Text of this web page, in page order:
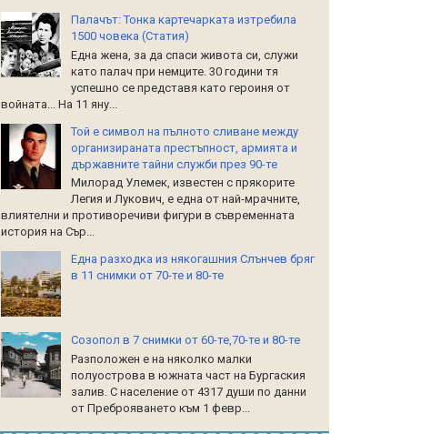
Палачът: Тонка картечарката изтребила
1500 човека (Статия)
Една жена, за да спаси живота си, служи
като палач при немците. 30 години тя
успешно се представя като героиня от
войната... На 11 яну...
Той е символ на пълното сливане между
организираната престъпност, армията и
държавните тайни служби през 90-те
Милорад Улемек, известен с прякорите
Легия и Лукович, е една от най-мрачните,
влиятелни и противоречиви фигури в съвременната
история на Сър...
Една разходка из някогашния Слънчев бряг
в 11 снимки от 70-те и 80-те
Созопол в 7 снимки от 60-те,70-те и 80-те
Разположен е на няколко малки
полуострова в южната част на Бургаския
залив. С население от 4317 души по данни
от Преброяването към 1 февр...